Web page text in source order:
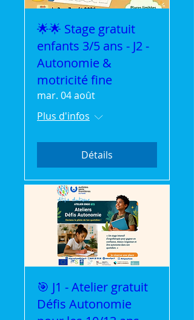
🌟🌟 Stage gratuit
enfants 3/5 ans - J2 -
Autonomie &
motricité fine
mar. 04 août
Plus d'infos
Détails
🎯 J1 - Atelier gratuit
Défis Autonomie